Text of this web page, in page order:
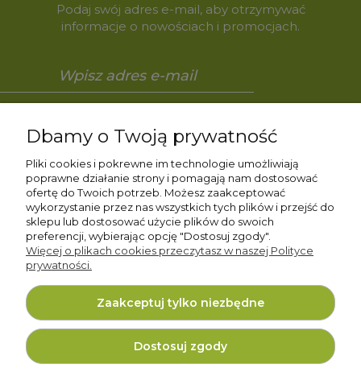
Podaj swój adres e-mail, aby otrzymywać
informacje o nowościach i promocjach.
Pomoc
Moje konto
Gwarancja i zwroty
O firmie
Dbamy o Twoją prywatność
Pliki cookies i pokrewne im technologie umożliwiają
poprawne działanie strony i pomagają nam dostosować
ofertę do Twoich potrzeb. Możesz zaakceptować
wykorzystanie przez nas wszystkich tych plików i przejść do
sklepu lub dostosować użycie plików do swoich
preferencji, wybierając opcję "Dostosuj zgody".
Więcej o plikach cookies przeczytasz w naszej Polityce
prywatności.
Zaakceptuj tylko niezbędne
Dostosuj zgody